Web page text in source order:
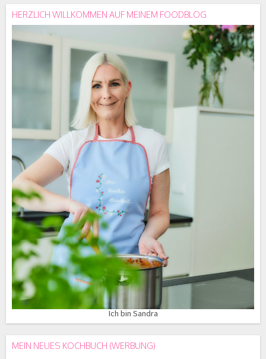
HERZLICH WILLKOMMEN AUF MEINEM FOODBLOG
Ich bin Sandra
MEIN NEUES KOCHBUCH (WERBUNG)